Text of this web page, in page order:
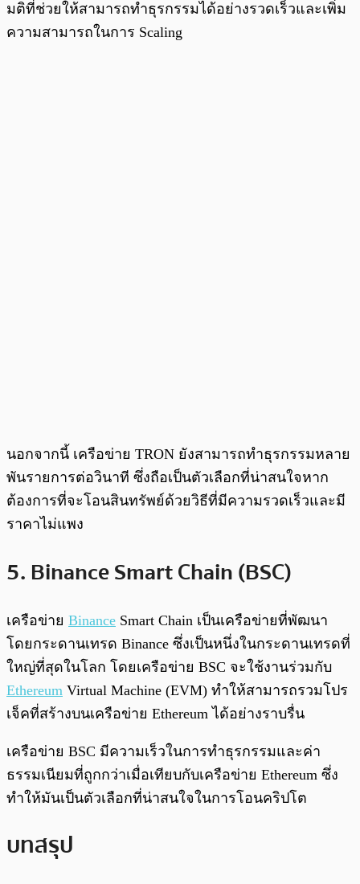
มติที่ช่วยให้สามารถทำธุรกรรมได้อย่างรวดเร็วและเพิ่ม
ความสามารถในการ Scaling
นอกจากนี้ เครือข่าย TRON ยังสามารถทำธุรกรรมหลาย
พันรายการต่อวินาที ซึ่งถือเป็นตัวเลือกที่น่าสนใจหาก
ต้องการที่จะโอนสินทรัพย์ด้วยวิธีที่มีความรวดเร็วและมี
ราคาไม่แพง
5. Binance Smart Chain (BSC)
เครือข่าย Binance Smart Chain เป็นเครือข่ายที่พัฒนา
โดยกระดานเทรด Binance ซึ่งเป็นหนึ่งในกระดานเทรดที่
ใหญ่ที่สุดในโลก โดยเครือข่าย BSC จะใช้งานร่วมกับ
Ethereum Virtual Machine (EVM) ทำให้สามารถรวมโปร
เจ็คที่สร้างบนเครือข่าย Ethereum ได้อย่างราบรื่น
เครือข่าย BSC มีความเร็วในการทำธุรกรรมและค่า
ธรรมเนียมที่ถูกกว่าเมื่อเทียบกับเครือข่าย Ethereum ซึ่ง
ทำให้มันเป็นตัวเลือกที่น่าสนใจในการโอนคริปโต
บทสรุป